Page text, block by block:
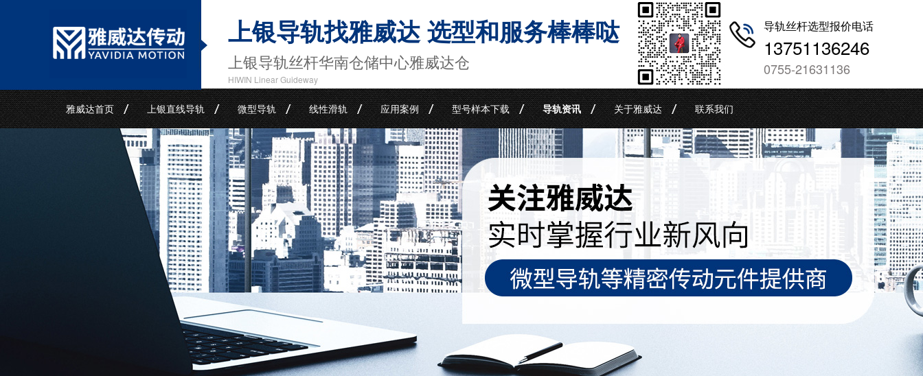
上银导轨找雅威达 选型和服务棒棒哒
上银导轨丝杆华南仓储中心雅威达仓
HIWIN Linear Guideway
导轨丝杆选型报价电话
13751136246
0755-21631136
雅威达首页 上银直线导轨 微型导轨 线性滑轨 应用案例 型号样本下载 导轨资讯 关于雅威达 联系我们